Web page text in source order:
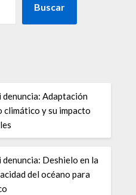
Buscar
Adaptación
climático y su impacto
Deshielo en la
del océano para